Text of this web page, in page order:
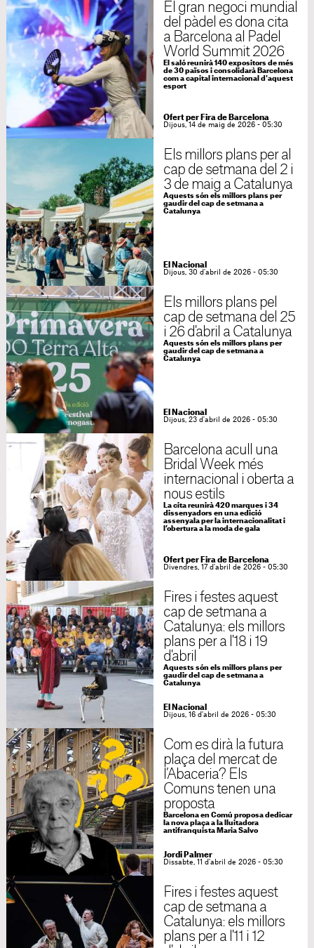
El gran negoci mundial
del pàdel es dona cita
a Barcelona al Padel
World Summit 2026
El saló reunirà 140 expositors de més
de 30 països i consolidarà Barcelona
com a capital internacional d'aquest
esport
Ofert per Fira de Barcelona
Dijous, 14 de maig de 2026 - 05:30
Els millors plans per al
cap de setmana del 2 i
3 de maig a Catalunya
Aquests són els millors plans per
gaudir del cap de setmana a
Catalunya
El Nacional
Dijous, 30 d'abril de 2026 - 05:30
Els millors plans pel
cap de setmana del 25
i 26 d'abril a Catalunya
Aquests són els millors plans per
gaudir del cap de setmana a
Catalunya
El Nacional
Dijous, 23 d'abril de 2026 - 05:30
Barcelona acull una
Bridal Week més
internacional i oberta a
nous estils
La cita reunirà 420 marques i 34
dissenyadors en una edició
assenyala per la internacionalitat i
l’obertura a la moda de gala
Ofert per Fira de Barcelona
Divendres, 17 d'abril de 2026 - 05:30
Fires i festes aquest
cap de setmana a
Catalunya: els millors
plans per a l'18 i 19
d'abril
Aquests són els millors plans per
gaudir del cap de setmana a
Catalunya
El Nacional
Dijous, 16 d'abril de 2026 - 05:30
Com es dirà la futura
plaça del mercat de
l’Abaceria? Els
Comuns tenen una
proposta
Barcelona en Comú proposa dedicar
la nova plaça a la lluitadora
antifranquista Maria Salvo
Jordi Palmer
Dissabte, 11 d'abril de 2026 - 05:30
Fires i festes aquest
cap de setmana a
Catalunya: els millors
plans per a l'11 i 12